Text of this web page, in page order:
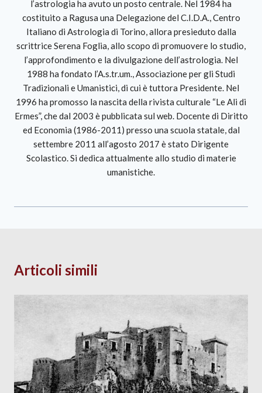
l’astrologia ha avuto un posto centrale. Nel 1984 ha
costituito a Ragusa una Delegazione del C.I.D.A., Centro
Italiano di Astrologia di Torino, allora presieduto dalla
scrittrice Serena Foglia, allo scopo di promuovere lo studio,
l’approfondimento e la divulgazione dell’astrologia. Nel
1988 ha fondato l’A.s.tr.um., Associazione per gli Studi
Tradizionali e Umanistici, di cui è tuttora Presidente. Nel
1996 ha promosso la nascita della rivista culturale “Le Ali di
Ermes”, che dal 2003 è pubblicata sul web. Docente di Diritto
ed Economia (1986-2011) presso una scuola statale, dal
settembre 2011 all’agosto 2017 è stato Dirigente
Scolastico. Si dedica attualmente allo studio di materie
umanistiche.
Articoli simili